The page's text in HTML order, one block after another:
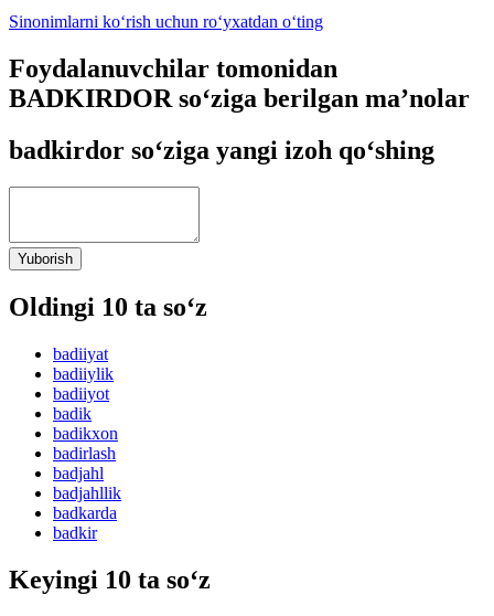
Sinonimlarni ko‘rish uchun ro‘yxatdan o‘ting
Foydalanuvchilar tomonidan
BADKIRDOR so‘ziga berilgan ma’nolar
badkirdor so‘ziga yangi izoh qo‘shing
Yuborish
Oldingi 10 ta so‘z
badiiyat
badiiylik
badiiyot
badik
badikxon
badirlash
badjahl
badjahllik
badkarda
badkir
Keyingi 10 ta so‘z